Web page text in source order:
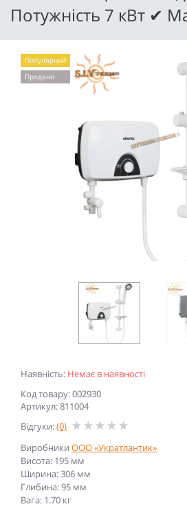
Потужність 7 кВт ✔
Наявність: Немає в наявності
Код товару: 002930
Артикул: 811004
Відгуки:(0)
Виробники ООО «Укратлантик»
Висота: 195 мм
Ширина: 306 мм
Глибина: 95 мм
Вага: 1.70 кг
Популярний
Продано